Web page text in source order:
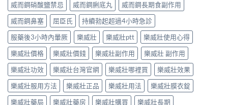
威而鋼硝酸鹽禁忌
威而鋼脷底丸
威而鋼長期食副作用
威而鋼鼻塞
屈臣氏
持續勃起超過4小時急診
服藥後3小時內暈厥
樂威壯 樂威壯ptt
樂威壯使用心得
樂威壯價格
樂威壯價錢 樂威壯副作用
樂威壯 副作用
樂威壯功效
樂威壯台灣官網 樂威壯哪裡買
樂威壯效果
樂威壯服用方法
樂威壯正品 樂威壯用法
樂威壯膜衣錠
樂威壯藥局
樂威壯藥房 樂威壯購買 樂威壯長期